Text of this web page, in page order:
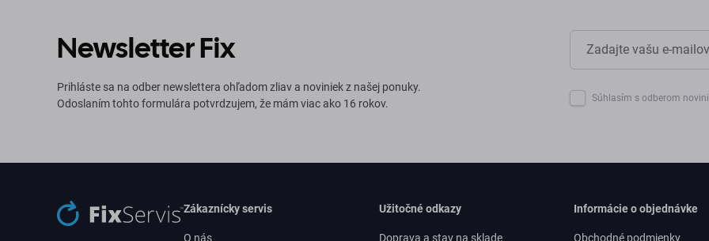
Newsletter Fix
Prihláste sa na odber newslettera ohľadom zliav a noviniek z našej ponuky.
Odoslaním tohto formulára potvrdzujem, že mám viac ako 16 rokov.
Súhlasím s odberom
Zákaznícky servis
O nás
Užitočné odkazy
Doprava a stav na sklade
Informácie o objednávke
Obchodné podmienky